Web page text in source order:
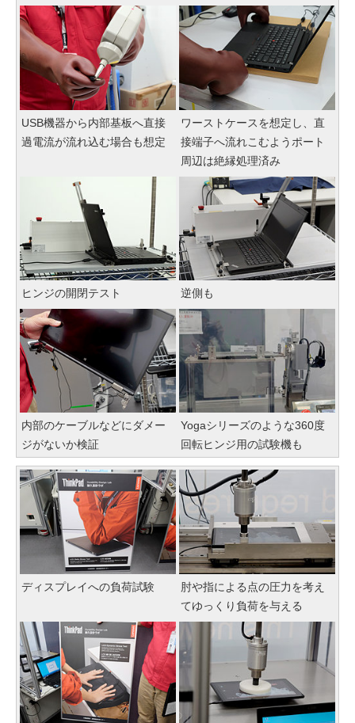
USB機器から内部基板へ直接
過電流が流れ込む場合も想定
ワーストケースを想定し、直
接端子へ流れこむようポート
周辺は絶縁処理済み
ヒンジの開閉テスト 逆側も
内部のケーブルなどにダメー
ジがないか検証
Yogaシリーズのような360度
回転ヒンジ用の試験機も
ディスプレイへの負荷試験
肘や指による点の圧力を考え
てゆっくり負荷を与える